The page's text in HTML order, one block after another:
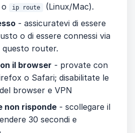
ip route
(Linux/Mac).
- assicuratevi di essere
o di essere connessi via
router.
il browser - provate con
o Safari; disabilitate le
browser e VPN
non risponde - scollegare il
30 secondi e